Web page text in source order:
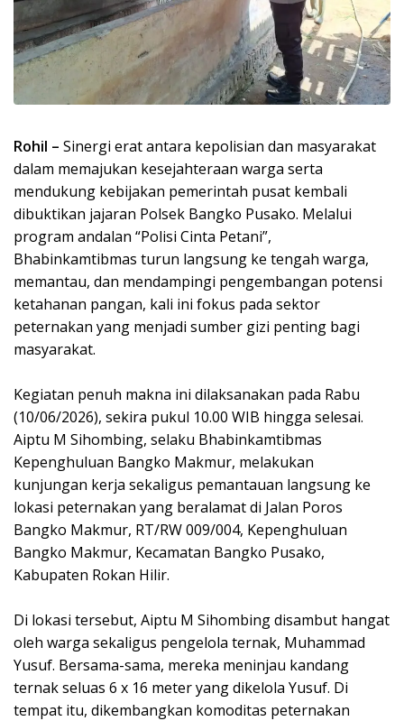
Rohil – Sinergi erat antara kepolisian dan masyarakat
dalam memajukan kesejahteraan warga serta
mendukung kebijakan pemerintah pusat kembali
dibuktikan jajaran Polsek Bangko Pusako. Melalui
program andalan “Polisi Cinta Petani”,
Bhabinkamtibmas turun langsung ke tengah warga,
memantau, dan mendampingi pengembangan potensi
ketahanan pangan, kali ini fokus pada sektor
peternakan yang menjadi sumber gizi penting bagi
masyarakat.
Kegiatan penuh makna ini dilaksanakan pada Rabu
(10/06/2026), sekira pukul 10.00 WIB hingga selesai.
Aiptu M Sihombing, selaku Bhabinkamtibmas
Kepenghuluan Bangko Makmur, melakukan
kunjungan kerja sekaligus pemantauan langsung ke
lokasi peternakan yang beralamat di Jalan Poros
Bangko Makmur, RT/RW 009/004, Kepenghuluan
Bangko Makmur, Kecamatan Bangko Pusako,
Kabupaten Rokan Hilir.
Di lokasi tersebut, Aiptu M Sihombing disambut hangat
oleh warga sekaligus pengelola ternak, Muhammad
Yusuf. Bersama-sama, mereka meninjau kandang
ternak seluas 6 x 16 meter yang dikelola Yusuf. Di
tempat itu, dikembangkan komoditas peternakan